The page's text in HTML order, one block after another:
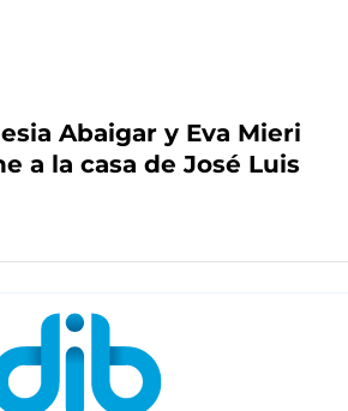
Abaigar y Eva Mieri
a la casa de José Luis